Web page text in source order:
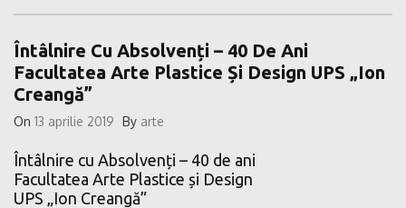
Întâlnire Cu Absolvenți – 40 De Ani
Facultatea Arte Plastice Și Design UPS „Ion
Creangă”
On 13 aprilie 2019 By arte
Întâlnire cu Absolvenți – 40 de ani
Facultatea Arte Plastice și Design
UPS „Ion Creangă”